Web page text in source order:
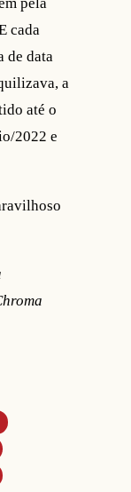
pela
cada
de data
a
até o
2022 e